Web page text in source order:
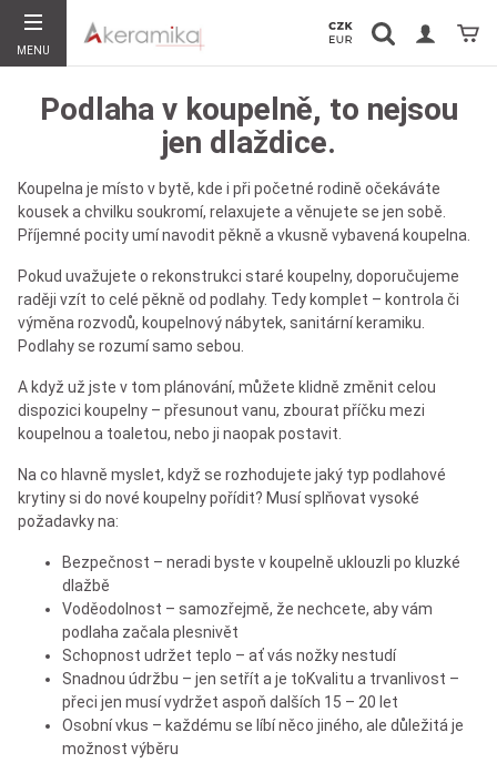
MENU
Vyhledávání Košík
Podlaha v koupelně, to nejsou
jen dlaždice.
Koupelna je místo v bytě, kde i při početné rodině očekáváte
kousek a chvilku soukromí, relaxujete a věnujete se jen sobě.
Příjemné pocity umí navodit pěkně a vkusně vybavená koupelna.
Pokud uvažujete o rekonstrukci staré koupelny, doporučujeme
raději vzít to celé pěkně od podlahy. Tedy komplet – kontrola či
výměna rozvodů, koupelnový nábytek, sanitární keramiku.
Podlahy se rozumí samo sebou.
A když už jste v tom plánování, můžete klidně změnit celou
dispozici koupelny – přesunout vanu, zbourat příčku mezi
koupelnou a toaletou, nebo ji naopak postavit.
Na co hlavně myslet, když se rozhodujete jaký typ podlahové
krytiny si do nové koupelny pořídit? Musí splňovat vysoké
požadavky na:
Bezpečnost – neradi byste v koupelně uklouzli po kluzké
dlažbě
Voděodolnost – samozřejmě, že nechcete, aby vám
podlaha začala plesnivět
Schopnost udržet teplo – ať vás nožky nestudí
Snadnou údržbu – jen setřít a je toKvalitu a trvanlivost –
přeci jen musí vydržet aspoň dalších 15 – 20 let
Osobní vkus – každému se líbí něco jiného, ale důležitá je
možnost výběru